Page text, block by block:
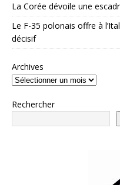
La Corée dévoile une
Le F-35 polonais offre à
décisif
Archives
Rechercher